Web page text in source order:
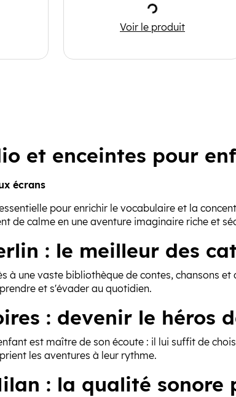
à histoires - Mes p'tits docs
Chargement
Voir le produit
Mon cube à
et enceintes pour
écrans
pour enrichir le vocabulaire et la
de calme en une aventure imaginaire riche et
: le meilleur des
à une vaste bibliothèque de contes, chansons
et s'évader au quotidien.
: devenir le héros
est maître de son écoute : il lui suffit de
les aventures à leur rythme.
: la qualité sonore